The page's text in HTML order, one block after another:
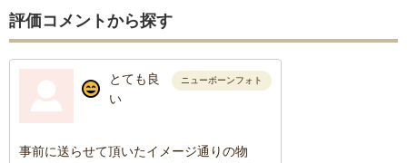
評価コメントから探す
とても良
い
ニューボーンフォト
事前に送らせて頂いたイメージ通りの物